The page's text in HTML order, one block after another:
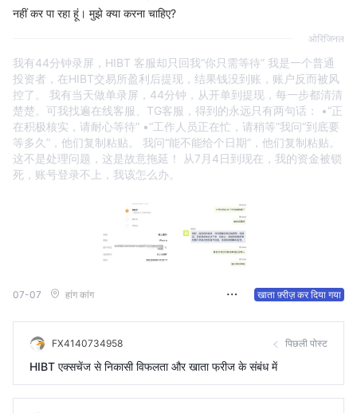
नहीं कर पा रहा हूं। मुझे क्या करना चाहिए?
ओरिजिनल
我有44分钟录屏，HIBT 客服却只回我“你只需等待” 我是一个普通
投资者，在HIBT交易所盈利后提现，结果钱没到账，账户反而被风
控了。 我有当天做单录屏，44分钟，从开单到提现，每一步都清清
楚楚。可我找遍在线客服、TG客服，得到的永远只有两句话： •“正
在积极核实，请耐心等待” •“工作人员正在忙，请稍等”我问“到底要
等多久”，他们复制粘贴。 我问“能不能给个日期”，他们复制粘贴。
这不是处理问题，这是故意拖延！ 从7月4日到现在，我的资金被锁
死，账号登录不上，我该怎么办。
07-07 हांग कांग खाता फ़्रीज़ कर दिया गया
FX4140734958 पिछली पोस्ट
HIBT एक्सचेंज से निकासी विफलता और खाता फ्रीज के संबंध में